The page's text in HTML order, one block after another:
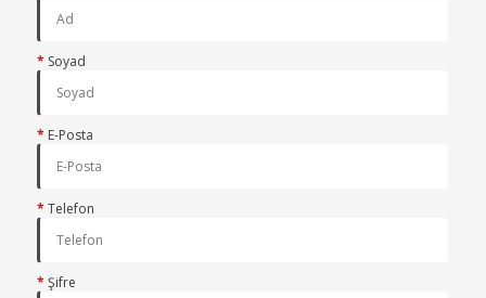
Soyad
E-Posta
Telefon
Şifre